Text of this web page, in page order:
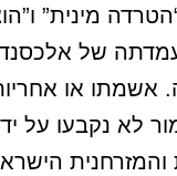
מינית”
של
אשמתו או
לא נקבעו על
והמזרחנית